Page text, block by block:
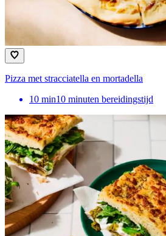
Pizza met stracciatella en mortadella
10 min10 minuten bereidingstijd